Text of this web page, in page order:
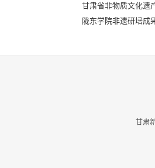
甘肃省非物质文化遗
陇东学院非遗研培成
甘肃